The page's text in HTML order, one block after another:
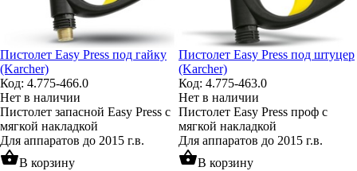
Пистолет Easy Press под гайку
(Karcher)
Код: 4.775-466.0
Нет в наличии
Пистолет запасной Easy Press с
мягкой накладкой
Для аппаратов до 2015 г.в.
shopping_basketВ корзину
Пистолет Easy Press под штуцер
(Karcher)
Код: 4.775-463.0
Нет в наличии
Пистолет Easy Press проф с
мягкой накладкой
Для аппаратов до 2015 г.в.
shopping_basketВ корзину